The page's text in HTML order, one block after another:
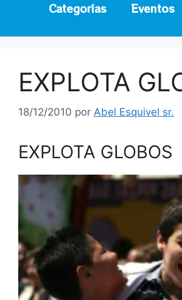
Categorías
Eventos
EXPLOTA
18/12/2010 por Abel Esquivel sr.
EXPLOTA GLOBOS